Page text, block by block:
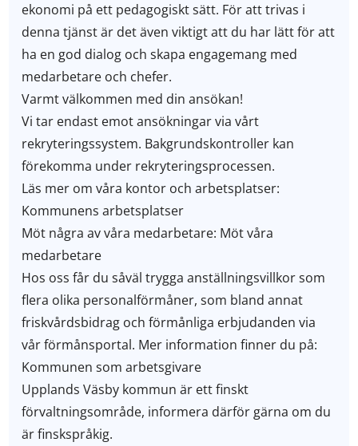
ekonomi på ett pedagogiskt sätt. För att trivas i
denna tjänst är det även viktigt att du har lätt för att
ha en god dialog och skapa engagemang med
medarbetare och chefer.
Varmt välkommen med din ansökan!
Vi tar endast emot ansökningar via vårt
rekryteringssystem. Bakgrundskontroller kan
förekomma under rekryteringsprocessen.
Läs mer om våra kontor och arbetsplatser:
Kommunens arbetsplatser
Möt några av våra medarbetare: Möt våra
medarbetare
Hos oss får du såväl trygga anställningsvillkor som
flera olika personalförmåner, som bland annat
friskvårdsbidrag och förmånliga erbjudanden via
vår förmånsportal. Mer information finner du på:
Kommunen som arbetsgivare
Upplands Väsby kommun är ett finskt
förvaltningsområde, informera därför gärna om du
är finskspråkig.